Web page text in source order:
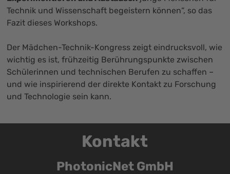
Technik und Wissenschaft begeistern können“, so das
Fazit dieses Workshops.
Der Mädchen-Technik-Kongress zeigt eindrucksvoll, wie
wichtig es ist, frühzeitig Berührungspunkte zwischen
Schülerinnen und technischen Berufen zu schaffen –
und wie inspirierend der direkte Kontakt zu Forschung
und Technologie sein kann.
Kontakt
PhotonicNet GmbH